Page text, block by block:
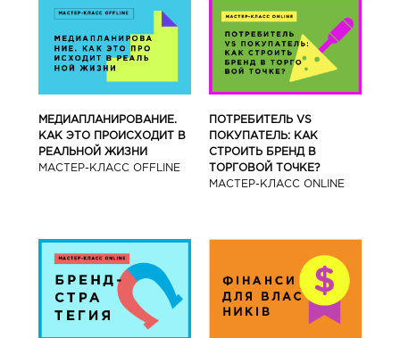
МЕДИАПЛАНИРОВАНИЕ.
КАК ЭТО ПРОИСХОДИТ В
РЕАЛЬНОЙ ЖИЗНИ
МАСТЕР-КЛАСС OFFLINE
ПОТРЕБИТЕЛЬ VS
ПОКУПАТЕЛЬ: КАК
СТРОИТЬ БРЕНД В
ТОРГОВОЙ ТОЧКЕ?
МАСТЕР-КЛАСС ONLINE